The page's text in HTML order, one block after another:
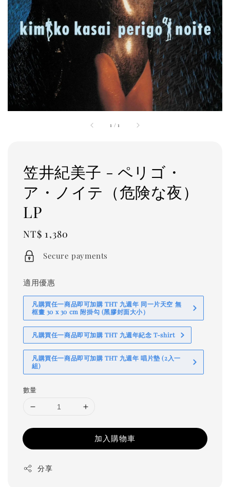
1 /1
笠井紀美子 - ペリゴ・
ア・ノイテ（危険な夜）
LP
Regular
price
NT$ 1,380
Secure payments
適用優惠
凡購買任一商品即可加購 THT 九週年 同一片天空 無
框畫 30 x 30 cm 附掛勾 (黑膠封面大小）
凡購買任一商品即可加購 THT 九週年紀念 T-shirt
凡購買任一商品即可加購 THT 九週年 唱片墊 (2入一
組)
數量
加入購物車
分享